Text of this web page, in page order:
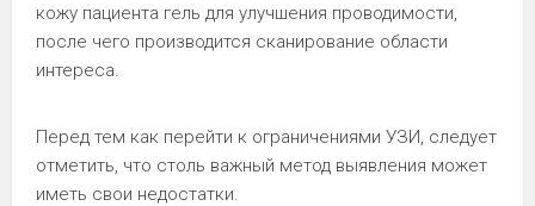
кожу пациента гель для улучшения проводимости,
после чего производится сканирование области
интереса.
Перед тем как перейти к ограничениями УЗИ, следует
отметить, что столь важный метод выявления может
иметь свои недостатки.